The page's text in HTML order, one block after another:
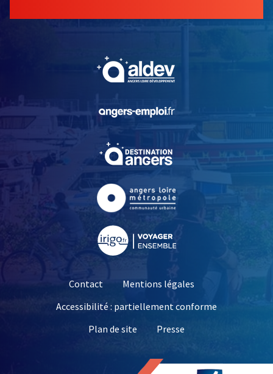
, Ouvre une nouvelle
, Ouvre une nouvelle
Contact
Mentions légales
Accessibilité : partiellement conforme
Plan de site
Presse